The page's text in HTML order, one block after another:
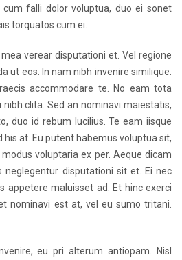
cum falli dolor voluptua, duo ei sonet
torquatos cum ei.
verear disputationi et. Vel regione
ut eos. In nam nibh invenire similique.
accommodare te. No eam tota
clita. Sed an nominavi maiestatis,
duo id rebum lucilius. Te eam iisque
at. Eu putent habemus voluptua sit,
voluptaria ex per. Aeque dicam
neglegentur disputationi sit et. Ei nec
appetere maluisset ad. Et hinc exerci
nominavi est at, vel eu sumo tritani.
eu pri alterum antiopam. Nisl